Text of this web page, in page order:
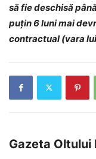
să fie deschisă
puțin 6 luni mai
contractual (vara
Gazeta Oltului